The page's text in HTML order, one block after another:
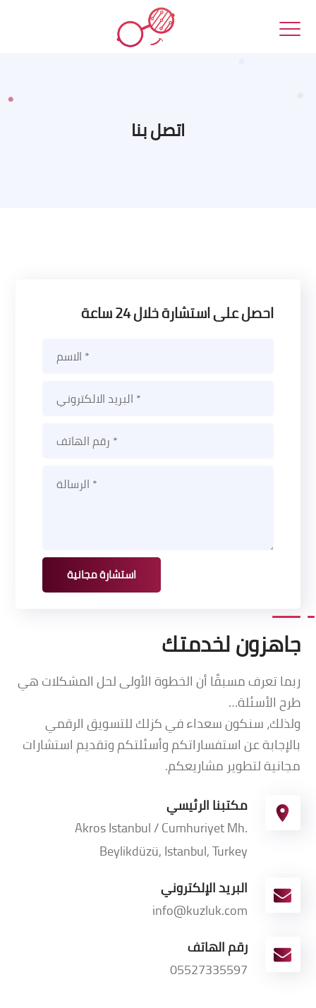
اتصل بنا
احصل على استشارة خلال 24 ساعة
جاهزون لخدمتك
ربما تعرف مسبقًا أن الخطوة الأولى لحل المشكلات هي
طرح الأسئلة…
ولذلك، سنكون سعداء في كزلك للتسويق الرقمي
بالإجابة عن استفساراتكم وأسئلتكم وتقديم استشارات
مجانية لتطوير مشاريعكم.
مكتبنا الرئيسي
Akros Istanbul / Cumhuriyet Mh.
Beylikdüzü, Istanbul, Turkey
البريد الإلكتروني
info@kuzluk.com
رقم الهاتف
05527335597